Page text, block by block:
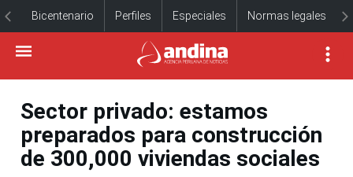
Bicentenario Perfiles Especiales Normas legales
Sector privado: estamos
preparados para construcción
de 300,000 viviendas sociales